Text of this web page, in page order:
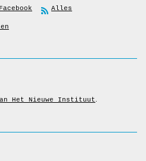
Facebook Alles
Het Nieuwe Instituut